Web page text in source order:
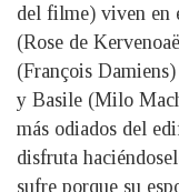
del filme) viven en
(Rose de
(François
y Basile (Milo
más odiados del
disfruta
sufre porque su